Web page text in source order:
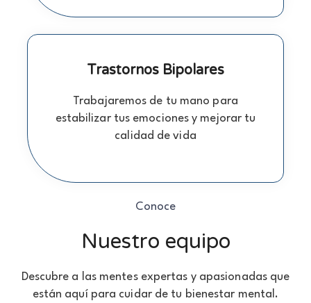
Trastornos Bipolares
Trabajaremos de tu mano para
estabilizar tus emociones y mejorar tu
calidad de vida
Conoce
Nuestro equipo
Descubre a las mentes expertas y apasionadas que
están aquí para cuidar de tu bienestar mental.